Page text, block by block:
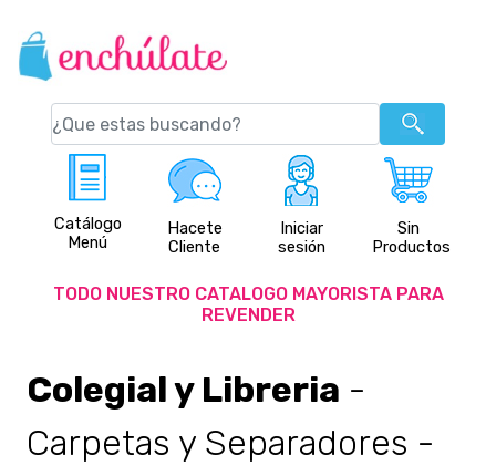
Catálogo
Menú
Hacete
Cliente
Iniciar
sesión
Sin
Productos
TODO NUESTRO CATALOGO MAYORISTA PARA
REVENDER
Colegial y Libreria -
Carpetas y Separadores -